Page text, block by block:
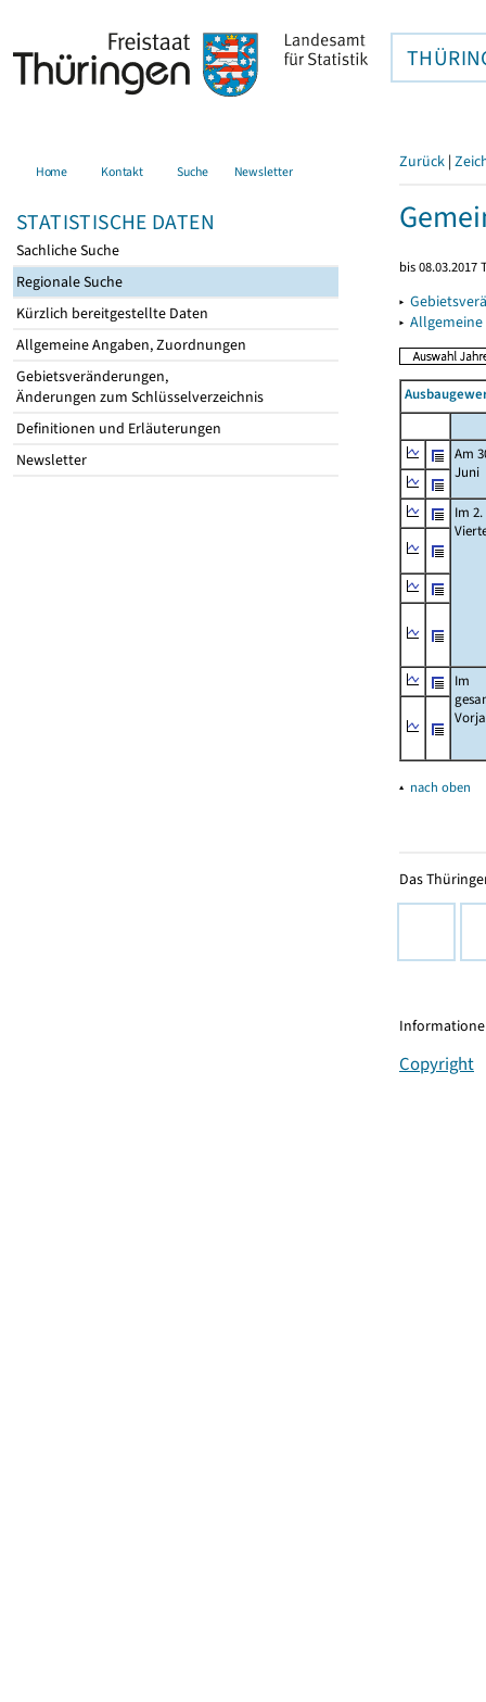
Home Kontakt Suche Newsletter
STATISTISCHE DATEN
Sachliche Suche
Regionale Suche
Kürzlich bereitgestellte Daten
Allgemeine Angaben, Zuordnungen
Gebietsveränderungen,
Änderungen zum Schlüsselverzeichnis
Definitionen und Erläuterungen
Newsletter
Zurück |
bis 08.03.2017
▸
▸
Am
Juni
Im 2.
Im
▴ nach oben
Das
Copyright